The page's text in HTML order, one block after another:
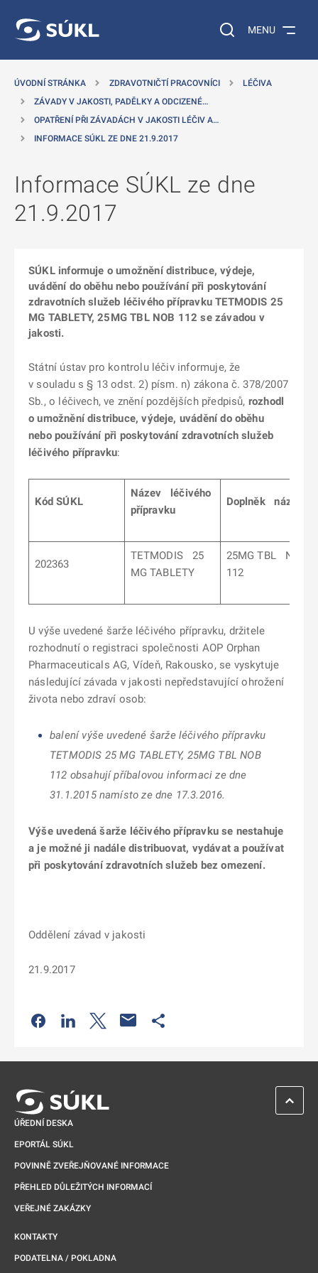
Vyhledávání na
MENU
ÚVODNÍ STRÁNKA ZDRAVOTNIČTÍ PRACOVNÍCI
LÉČIVA
ZÁVADY V JAKOSTI, PADĚLKY A ODCIZENÉ…
OPATŘENÍ PŘI ZÁVADÁCH V JAKOSTI LÉČIV A…
INFORMACE SÚKL ZE DNE 21.9.2017
Informace SÚKL ze dne
21.9.2017
SÚKL informuje o umožnění distribuce, výdeje,
uvádění do oběhu nebo používání při poskytování
zdravotních služeb léčivého přípravku TETMODIS 25
MG TABLETY, 25MG TBL NOB 112 se závadou v
jakosti.
Státní ústav pro kontrolu léčiv informuje, že
v souladu s § 13 odst. 2) písm. n) zákona č. 378/2007
Sb., o léčivech, ve znění pozdějších předpisů, rozhodl
o umožnění distribuce, výdeje, uvádění do oběhu
nebo používání při poskytování zdravotních služeb
léčivého přípravku:
Kód SÚKL
Název léčivého
přípravku
Doplněk názvu
202363
TETMODIS 25
MG TABLETY
25MG TBL NOB
112
U výše uvedené šarže léčivého přípravku, držitele
rozhodnutí o registraci společnosti AOP Orphan
Pharmaceuticals AG, Vídeň, Rakousko, se vyskytuje
následující závada v jakosti nepředstavující ohrožení
života nebo zdraví osob:
balení výše uvedené šarže léčivého přípravku
TETMODIS 25 MG TABLETY, 25MG TBL NOB
112 obsahují příbalovou informaci ze dne
31.1.2015 namísto ze dne 17.3.2016.
Výše uvedená šarže léčivého přípravku se nestahuje
a je možné ji nadále distribuovat, vydávat a používat
při poskytování zdravotních služeb bez omezení.
Oddělení závad v jakosti
21.9.2017
Odkaz se otevře na nové kartě
Odkaz se otevře na nové kartě
Odkaz se otevře na nové kartě
ÚŘEDNÍ DESKA
EPORTÁL SÚKL
POVINNĚ ZVEŘEJŇOVANÉ INFORMACE
PŘEHLED DŮLEŽITÝCH INFORMACÍ
VEŘEJNÉ ZAKÁZKY
KONTAKTY
PODATELNA / POKLADNA
ZPĚT